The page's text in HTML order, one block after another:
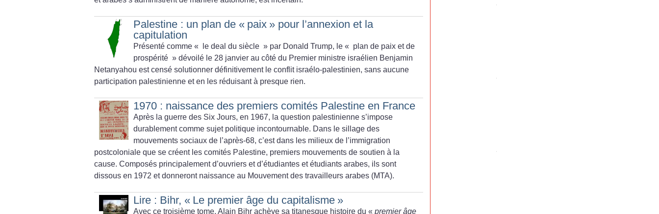
Palestine : un plan de « paix » pour l’annexion et la
capitulation
Présenté comme « le deal du siècle » par Donald Trump, le « plan de paix et de
prospérité » dévoilé le 28 janvier au côté du Premier ministre israélien Benjamin
Netanyahou est censé solutionner définitivement le conflit israélo-palestinien, sans aucune
participation palestinienne et en les réduisant à presque rien.
1970 : naissance des premiers comités Palestine en France
Après la guerre des Six Jours, en 1967, la question palestinienne s’impose
durablement comme sujet politique incontournable. Dans le sillage des
mouvements sociaux de l’après-68, c’est dans les milieux de l’immigration
postcoloniale que se créent les comités Palestine, premiers mouvements de soutien à la
cause. Composés principalement d’ouvriers et d’étudiantes et étudiants arabes, ils sont
dissous en 1972 et donneront naissance au Mouvement des travailleurs arabes (MTA).
Lire : Bihr, « Le premier âge du capitalisme »
Avec ce troisième tome, Alain Bihr achève sa titanesque histoire du « premier âge